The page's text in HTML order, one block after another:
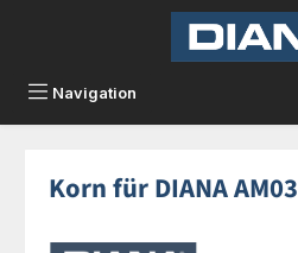
Zum Hauptinhalt springen
Navigation
Korn für DIANA AM03